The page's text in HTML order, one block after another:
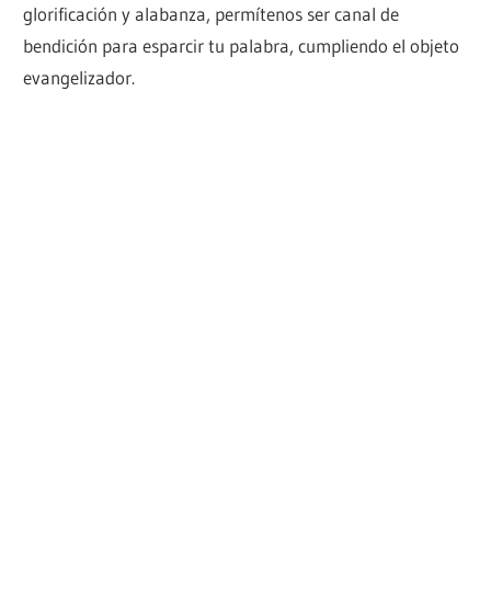
glorificación y alabanza, permítenos ser canal de
bendición para esparcir tu palabra, cumpliendo el objeto
evangelizador.